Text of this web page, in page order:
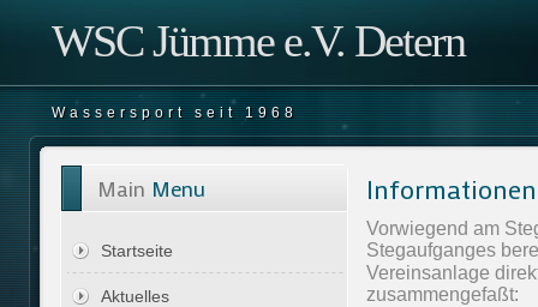
WSC Jümme e.V. Detern
Wassersport seit 1968
Main Menu
Startseite
Aktuelles
Vorwiegend am
Stegaufganges
Vereinsanlage
zusammengefaßt: